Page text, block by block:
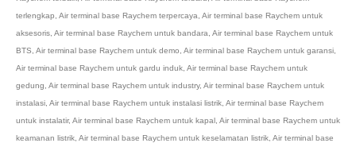
terlengkap Air terminal base Raychem terpercaya Air terminal base Raychem untuk
aksesoris Air terminal base Raychem untuk bandara Air terminal base Raychem untuk
BTS Air terminal base Raychem untuk demo Air terminal base Raychem untuk garansi
Air terminal base Raychem untuk gardu induk Air terminal base Raychem untuk
gedung Air terminal base Raychem untuk industry, Air terminal base Raychem untuk
instalasi Air terminal base Raychem untuk instalasi listrik Air terminal base Raychem
untuk instalatir, Air terminal base Raychem untuk kapal Air terminal base Raychem untuk
keamanan listrik Air terminal base Raychem untuk keselamatan listrik Air terminal base